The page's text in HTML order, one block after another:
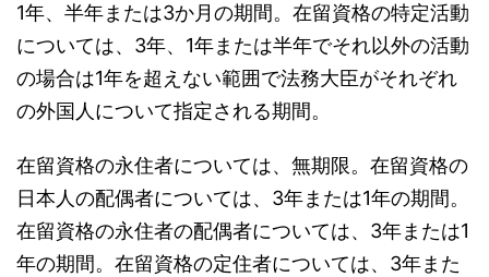
1年、半年または3か月の期間。在留資格の特定活動
については、3年、1年または半年でそれ以外の活動
の場合は1年を超えない範囲で法務大臣がそれぞれ
の外国人について指定される期間。
在留資格の永住者については、無期限。在留資格の
日本人の配偶者については、3年または1年の期間。
在留資格の永住者の配偶者については、3年または1
年の期間。在留資格の定住者については、3年また